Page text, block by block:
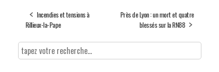
Incendies et tensions à
Rillieux-la-Pape
Près de Lyon : un mort et quatre
blessés sur la RN88